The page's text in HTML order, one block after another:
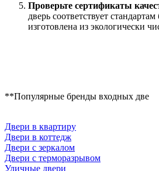
Проверьте сертификаты
дверь соответствует
изготовлена из экологически
**Популярные бренды входных две
Двери в квартиру
Двери в коттедж
Двери с зеркалом
Двери с терморазрывом
Уличные двери